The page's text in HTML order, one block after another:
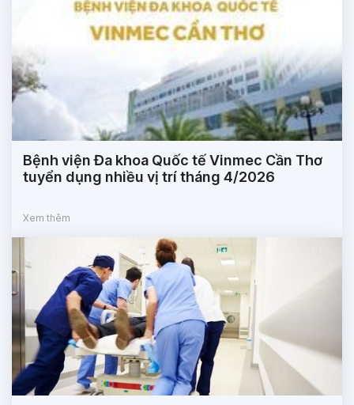
Bệnh viện Đa khoa Quốc tế Vinmec Cần Thơ
tuyển dụng nhiều vị trí tháng 4/2026
Xem thêm